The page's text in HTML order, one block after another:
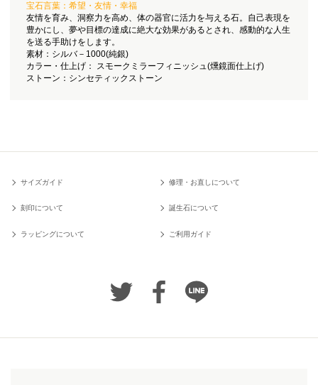
宝石言葉：希望・友情・幸福
友情を育み、洞察力を高め、体の器官に活力を与える石。自己表現を
豊かにし、夢や目標の達成に絶大な効果があるとされ、感動的な人生
を送る手助けをします。
素材：シルバ－1000(純銀)
カラー・仕上げ： スモークミラーフィニッシュ(燻鏡面仕上げ)
ストーン：シンセティックストーン
サイズガイド 修理・お直しについて
刻印について 誕生石について
ラッピングについて ご利用ガイド